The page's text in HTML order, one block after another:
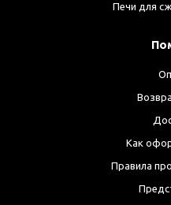
Печи для
Как
Правила